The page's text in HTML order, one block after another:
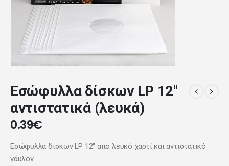
Eσώφυλλα δίσκων LP 12″
αντιστατικά (λευκά)
0.39€
Εσώφυλλα δισκων LP 12″ απο λευκό χαρτί και αντιστατικό
νάυλον.